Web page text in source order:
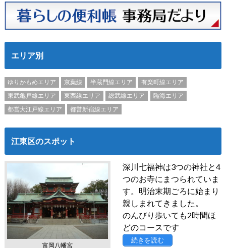
エリア別
ゆりかもめエリア 京葉線 半蔵門線エリア
有楽町線エリア
東武亀戸線エリア
東西線エリア 総武線エリア
臨海エリア
都営大江戸線エリア
都営新宿線エリア
江東区のスポット
富岡八幡宮
深川七福神は3つの神社と4
つのお寺にまつられていま
す。明治末期ごろに始まり
親しまれてきました。
のんびり歩いても2時間ほ
どのコースです
続きを読む